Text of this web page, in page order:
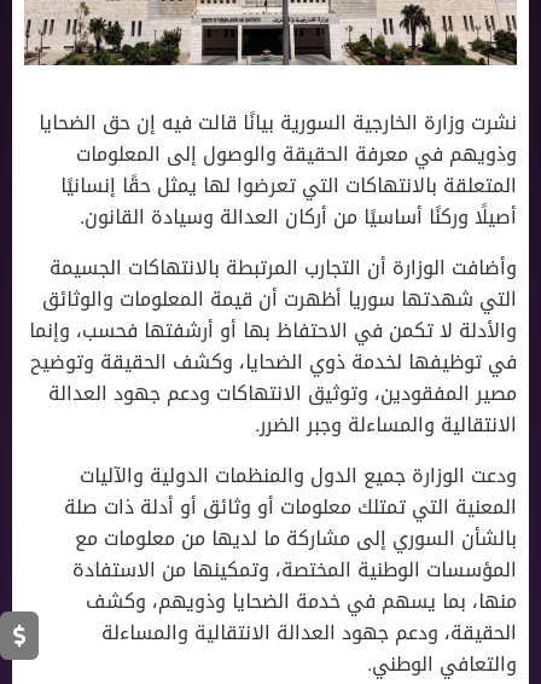
نشرت وزارة الخارجية السورية بيانًا قالت فيه إن حق الضحايا
وذويهم في معرفة الحقيقة والوصول إلى المعلومات
المتعلقة بالانتهاكات التي تعرضوا لها يمثل حقًا إنسانيًا
أصيلًا وركنًا أساسيًا من أركان العدالة وسيادة القانون.
وأضافت الوزارة أن التجارب المرتبطة بالانتهاكات الجسيمة
التي شهدتها سوريا أظهرت أن قيمة المعلومات والوثائق
والأدلة لا تكمن في الاحتفاظ بها أو أرشفتها فحسب، وإنما
في توظيفها لخدمة ذوي الضحايا، وكشف الحقيقة وتوضيح
مصير المفقودين، وتوثيق الانتهاكات ودعم جهود العدالة
الانتقالية والمساءلة وجبر الضرر.
ودعت الوزارة جميع الدول والمنظمات الدولية والآليات
المعنية التي تمتلك معلومات أو وثائق أو أدلة ذات صلة
بالشأن السوري إلى مشاركة ما لديها من معلومات مع
المؤسسات الوطنية المختصة، وتمكينها من الاستفادة
منها، بما يسهم في خدمة الضحايا وذويهم، وكشف
الحقيقة، ودعم جهود العدالة الانتقالية والمساءلة
والتعافي الوطني.